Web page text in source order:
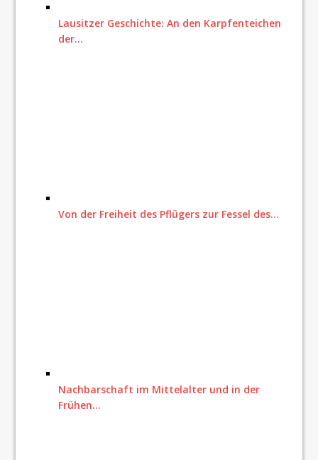
Lausitzer Geschichte: An den Karpfenteichen
der…
Von der Freiheit des Pflügers zur Fessel des…
Nachbarschaft im Mittelalter und in der
Frühen…